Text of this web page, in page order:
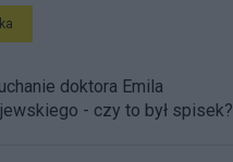
doktora Emila
- czy to był spisek?